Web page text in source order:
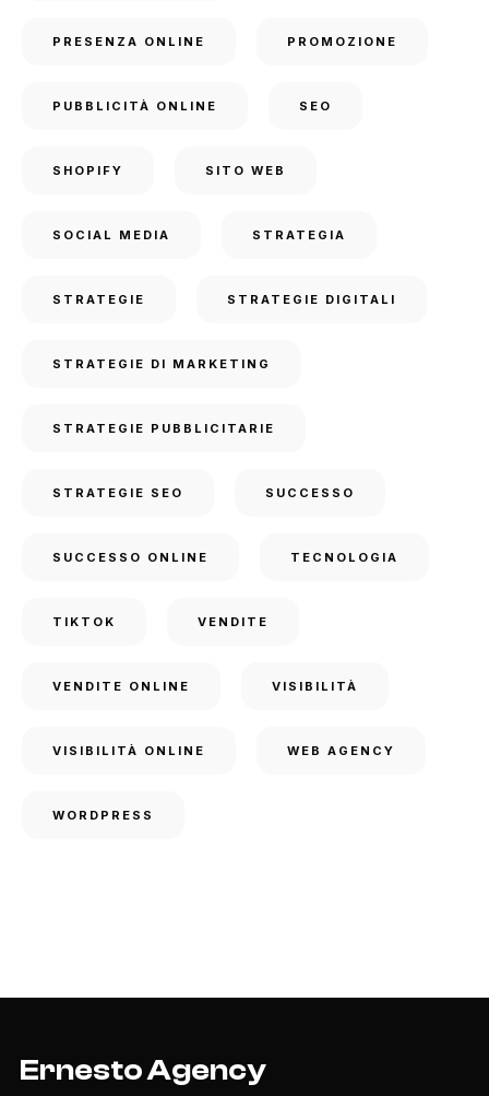
PRESENZA ONLINE PROMOZIONE
PUBBLICITÀ ONLINE SEO
SHOPIFY SITO WEB
SOCIAL MEDIA STRATEGIA
STRATEGIE STRATEGIE DIGITALI
STRATEGIE DI MARKETING
STRATEGIE PUBBLICITARIE
STRATEGIE SEO SUCCESSO
SUCCESSO ONLINE TECNOLOGIA
TIKTOK VENDITE
VENDITE ONLINE VISIBILITÀ
VISIBILITÀ ONLINE WEB AGENCY
WORDPRESS
Ernesto Agency